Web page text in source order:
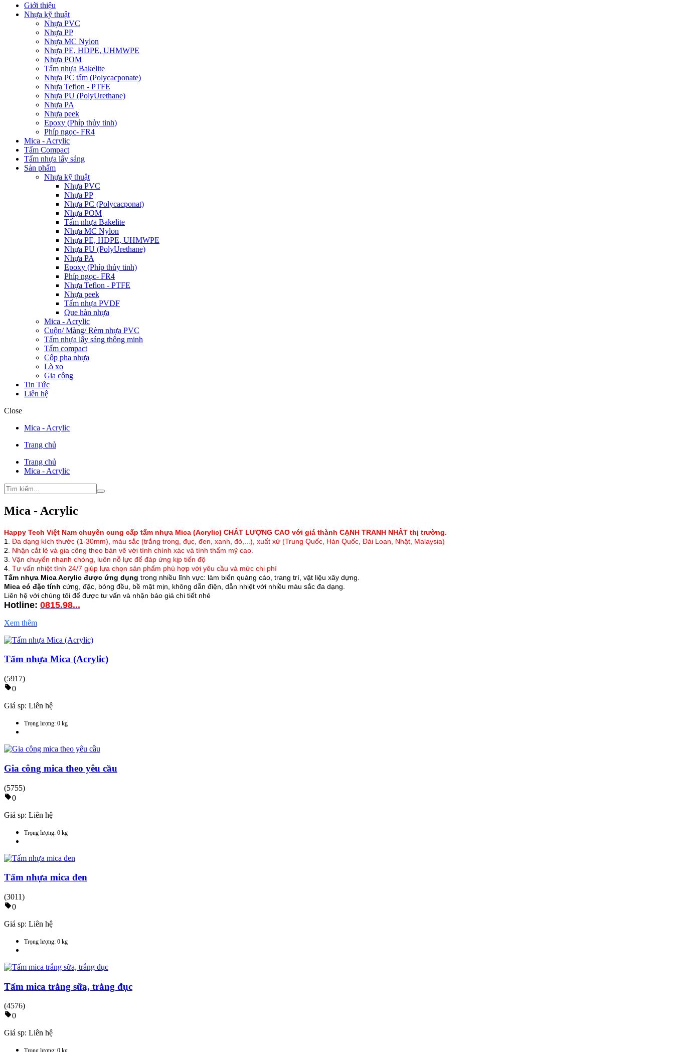
Giới thiệu
Nhựa kỹ thuật
Nhựa PVC
Nhựa PP
Nhựa MC Nylon
Nhựa PE, HDPE, UHMWPE
Nhựa POM
Tấm nhựa Bakelite
Nhựa PC tấm (Polycacponate)
Nhựa Teflon - PTFE
Nhựa PU (PolyUrethane)
Nhựa PA
Nhựa peek
Epoxy (Phíp thủy tinh)
Phíp ngọc- FR4
Mica - Acrylic
Tấm Compact
Tấm nhựa lấy sáng
Sản phẩm
Nhựa kỹ thuật
Nhựa PVC
Nhựa PP
Nhựa PC (Polycacponat)
Nhựa POM
Tấm nhựa Bakelite
Nhựa MC Nylon
Nhựa PE, HDPE, UHMWPE
Nhựa PU (PolyUrethane)
Nhựa PA
Epoxy (Phíp thủy tinh)
Phíp ngọc- FR4
Nhựa Teflon - PTFE
Nhựa peek
Tấm nhựa PVDF
Que hàn nhựa
Mica - Acrylic
Cuộn/ Màng/ Rèm nhựa PVC
Tấm nhựa lấy sáng thông minh
Tấm compact
Cốp pha nhựa
Lò xo
Gia công
Tin Tức
Liên hệ
Close
Mica - Acrylic
Trang chủ
Trang chủ
Mica - Acrylic
Mica - Acrylic
Happy Tech Việt Nam chuyên cung cấp tấm nhựa Mica (Acrylic) CHẤT LƯỢNG CAO với giá thành CẠNH TRANH NHẤT thị trường.
1
. Đa dạng kích thước (1-30mm), màu sắc (trắng trong, đục, đen, xanh, đỏ,...), xuất xứ (Trung Quốc, Hàn Quốc, Đài Loan, Nhật, Malaysia)
2 . Nhận cắt lẻ và gia công theo bản vẽ với tính chính xác và tính thẩm mỹ cao.
3 . Vận chuyển nhanh chóng, luôn nỗ lực để đáp ứng kịp tiến độ
4 . Tư vấn nhiệt tình 24/7 giúp lựa chọn sản phẩm phù hợp với yêu cầu và mức chi phí
Tấm nhựa Mica Acrylic được ứng dụng trong nhiều lĩnh vực: làm biển quảng cáo, trang trí, vật liệu xây dựng.
Mica có đặc tính cứng, đặc, bóng đều, bề mặt mịn, không dẫn điện, dẫn nhiệt với nhiều màu sắc đa dạng.
Liên hệ với chúng tôi để được tư vấn và nhận báo giá chi tiết nhé
Hotline: 0815.98...
Xem thêm
Tấm nhựa Mica (Acrylic)
(5917)
0
Giá sp: Liên hệ
Trọng lượng: 0 kg
Gia công mica theo yêu cầu
(5755)
0
Giá sp: Liên hệ
Trọng lượng: 0 kg
Tấm nhựa mica đen
(3011)
0
Giá sp: Liên hệ
Trọng lượng: 0 kg
Tấm mica trắng sữa, trắng đục
(4576)
0
Giá sp: Liên hệ